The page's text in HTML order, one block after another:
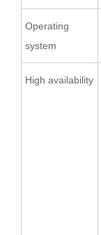
Operating
system
High availability